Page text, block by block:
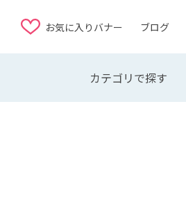
お気に入りバナー ブログ
カテゴリで探す